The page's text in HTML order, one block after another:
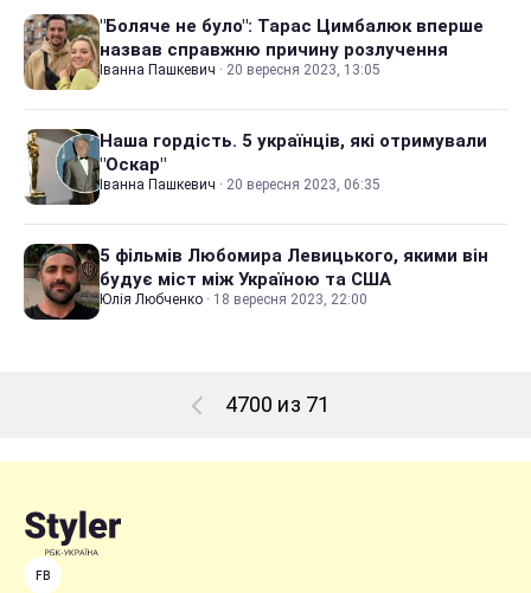
"Боляче не було": Тарас Цимбалюк вперше
назвав справжню причину розлучення
Іванна Пашкевич · 20 вересня 2023, 13:05
Наша гордість. 5 українців, які отримували
"Оскар"
Іванна Пашкевич · 20 вересня 2023, 06:35
5 фільмів Любомира Левицького, якими він
будує міст між Україною та США
Юлія Любченко · 18 вересня 2023, 22:00
4700 из 71
FB